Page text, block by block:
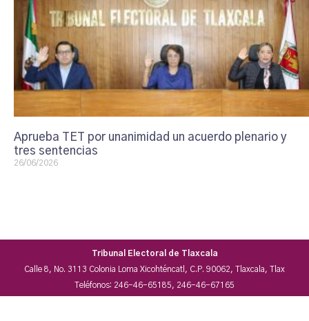
Aprueba TET por unanimidad un acuerdo plenario y
tres sentencias
26/06/2026
Tribunal Electoral de Tlaxcala
Calle 8, No. 3113 Colonia Loma Xicohténcatl, C.P. 90062, Tlaxcala, Tlax
Teléfonos: 246-46-65185, 246-46-67165